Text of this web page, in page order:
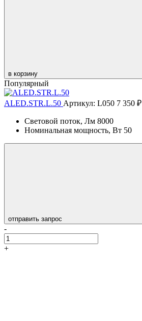
в корзину
Популярный
ALED.STR.L.50 Артикул: L050 7 350 ₽
Световой поток, Лм 8000
Номинальная мощность, Вт 50
отправить запрос
-
+